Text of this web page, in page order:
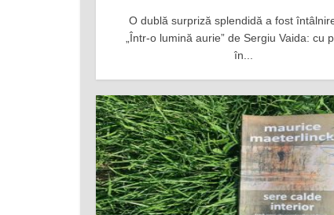
O dublă surpriză splendidă a fost
„Într-o lumină aurie” de Sergiu Vaida: cu
în...